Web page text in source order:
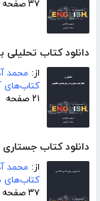
۳۷ صفحه
دانلود کتاب
از: محمد
کتاب‌های
۲۱ صفحه
دانلود کتاب
از: محمد
کتاب‌های
۳۷ صفحه